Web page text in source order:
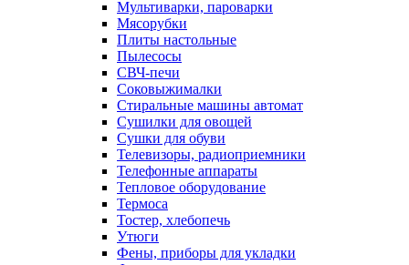
Мультиварки, пароварки
Мясорубки
Плиты настольные
Пылесосы
СВЧ-печи
Соковыжималки
Стиральные машины автомат
Сушилки для овощей
Сушки для обуви
Телевизоры, радиоприемники
Телефонные аппараты
Тепловое оборудование
Термоса
Тостер, хлебопечь
Утюги
Фены, приборы для укладки